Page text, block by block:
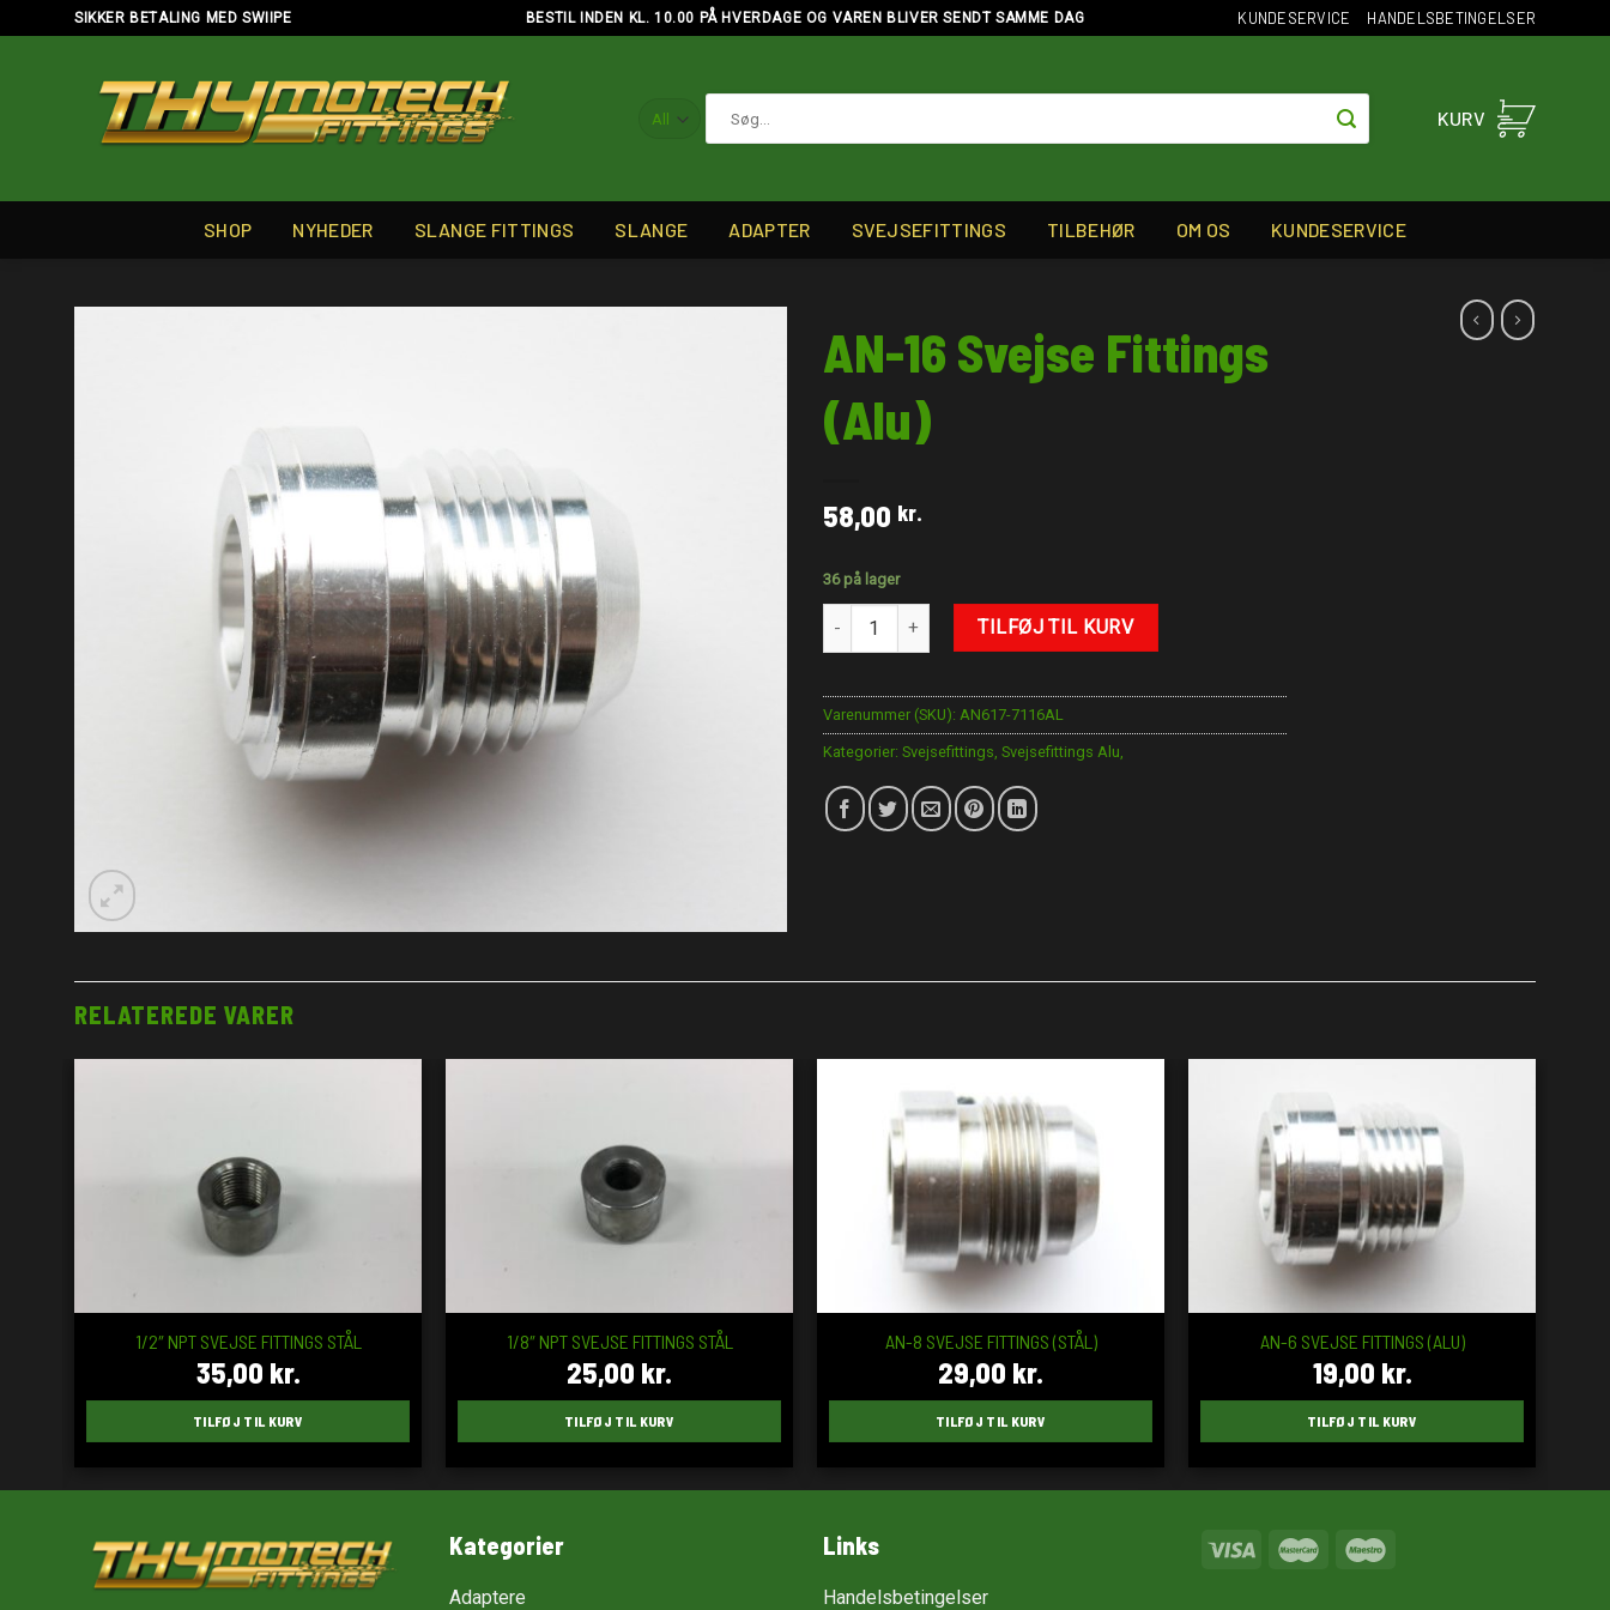
to
SIKKER BETALING MED SWIIPE BESTIL INDEN KL. 10.00 PÅ HVERDAGE OG VAREN BLIVER SENDT SAMME DAG KUNDESERVICE HANDELSBETINGELSER
efter:
KURV
SHOP NYHEDER SLANGE FITTINGS SLANGE ADAPTER SVEJSEFITTINGS TILBEHØR OM OS KUNDESERVICE
AN-16 Svejse Fittings
(Alu)
58,00 kr.
36 på lager
AN-16 Svejse Fittings (Alu) antal
TILFØJ TIL KURV
Varenummer (SKU): AN617-7116AL
Kategorier: Svejsefittings, Svejsefittings Alu,
RELATEREDE VARER
1/2″ NPT SVEJSE FITTINGS STÅL
35,00 kr.
TILFØJ TIL KURV
1/8″ NPT SVEJSE FITTINGS STÅL
25,00 kr.
TILFØJ TIL KURV
AN-8 SVEJSE FITTINGS (STÅL)
29,00 kr.
TILFØJ TIL KURV
AN-6 SVEJSE FITTINGS (ALU)
19,00 kr.
TILFØJ TIL KURV
Kategorier
Adaptere
Links
Handelsbetingelser